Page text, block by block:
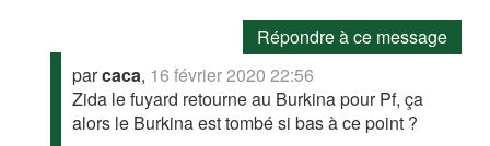
Répondre à ce message
parcaca, 16 février 2020 22:56
Zida le fuyard retourne au Burkina pour Pf, ça
alors le Burkina est tombé si bas à ce point ?